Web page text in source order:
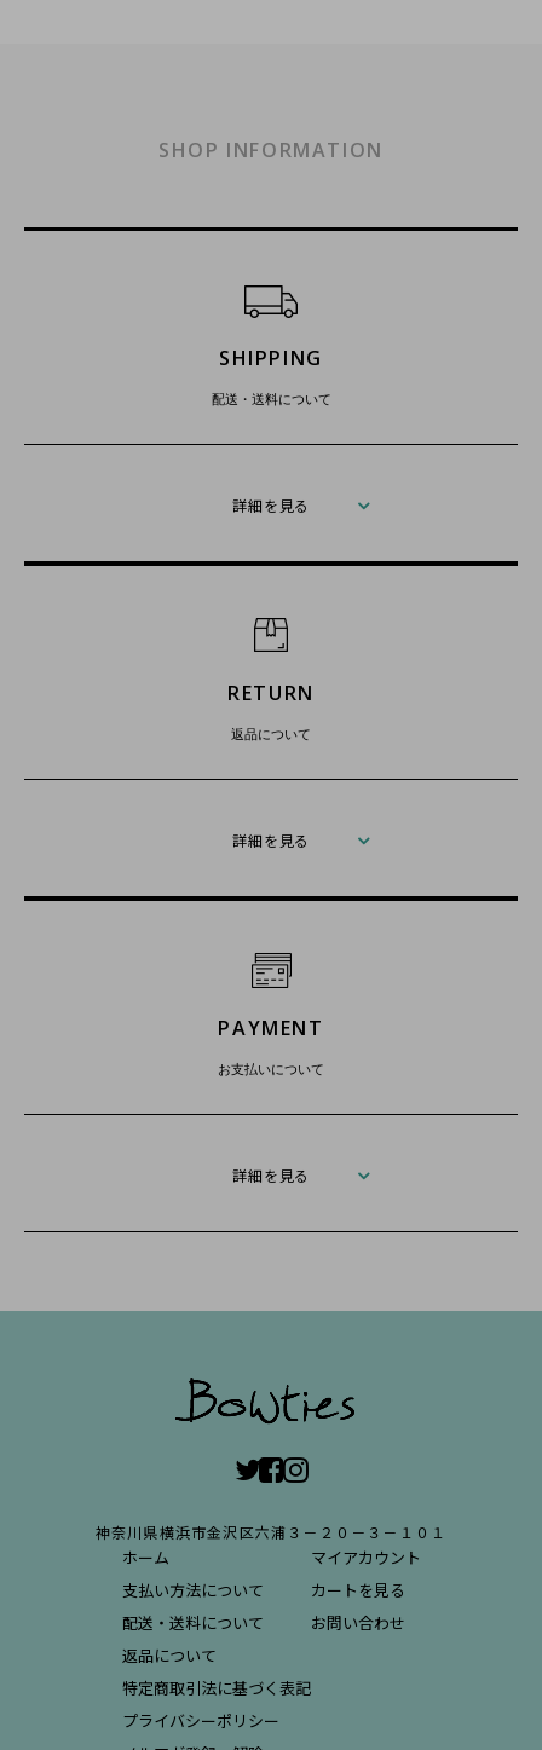
SHOP INFORMATION
SHIPPING
配送・送料について
詳細を見る
RETURN
返品について
詳細を見る
PAYMENT
お支払いについて
詳細を見る
神奈川県横浜市金沢区六浦３－２０－３－１０１
ホーム
支払い方法について
配送・送料について
返品について
特定商取引法に基づく表記
プライバシーポリシー
マイアカウント
カートを見る
お問い合わせ